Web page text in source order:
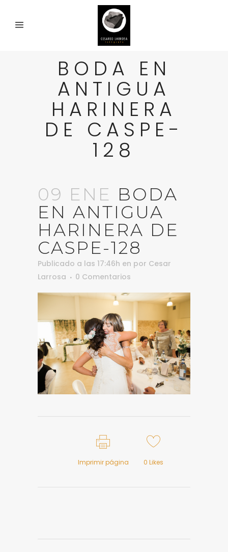
BODA EN
ANTIGUA
HARINERA
DE CASPE-
128
09 ENE BODA
EN ANTIGUA
HARINERA DE
CASPE-128
Publicado a las 17:46h en por Cesar
Larrosa
0 Comentarios
Imprimir página 0 Likes